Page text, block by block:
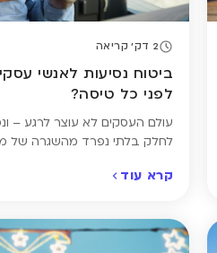
2 דק' קריאה
ביטוח נסיעות לאנשי
לפני כל טיסה?
עולם העסקים לא עוצר לרגע –
לחלק בלתי נפרד מהשגרה של
לשכוח: ביטוח נסיעות מתאים.
מאשר בחופשה רגילה. גם
לעיכובים, אובדן […]
קרא עוד